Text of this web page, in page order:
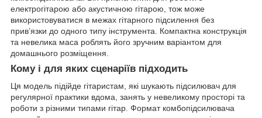
електрогітарою або акустичною гітарою, тож може
використовуватися в межах гітарного підсилення без
прив’язки до одного типу інструмента. Компактна конструкція
та невелика маса роблять його зручним варіантом для
домашнього розміщення.
Кому і для яких сценаріїв підходить
Ця модель підійде гітаристам, які шукають підсилювач для
регулярної практики вдома, занять у невеликому просторі та
роботи з різними типами гітар. Формат комбопідсилювача